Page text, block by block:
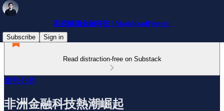
馬克解讀金融科技 | MarkReadFintech
Subscribe
Sign in
Read distraction-free on Substack
趨勢分析
非洲金融科技熱潮崛起